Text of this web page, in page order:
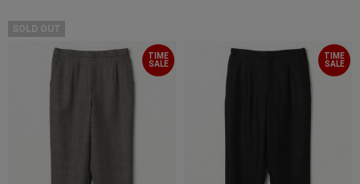
SOLD OUT
TIME
SALE
TIME
SALE